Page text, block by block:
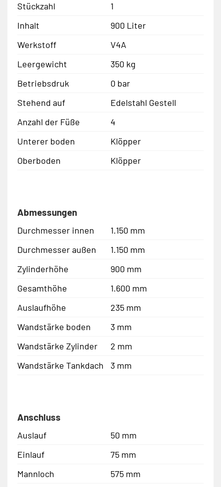
Stückzahl
1
Inhalt
900 Liter
Werkstoff
V4A
Leergewicht
350 kg
Betriebsdruk
0 bar
Stehend auf
Edelstahl Gestell
Anzahl der Füße
4
Unterer boden
Klöpper
Oberboden
Klöpper
Abmessungen
Durchmesser innen
1.150 mm
Durchmesser außen
1.150 mm
Zylinderhöhe
900 mm
Gesamthöhe
1.600 mm
Auslaufhöhe
235 mm
Wandstärke boden
3 mm
Wandstärke Zylinder
2 mm
Wandstärke Tankdach
3 mm
Anschluss
Auslauf
50 mm
Einlauf
75 mm
Mannloch
575 mm